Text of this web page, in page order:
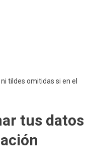
tildes omitidas si en el
tus datos